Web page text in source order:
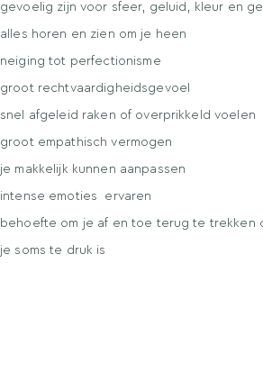
gevoelig zijn voor sfeer, geluid, kleur en
alles horen en zien om je heen
neiging tot perfectionisme
groot rechtvaardigheidsgevoel
snel afgeleid raken of overprikkeld voelen
groot empathisch vermogen
je makkelijk kunnen aanpassen
intense emoties ervaren
behoefte om je af en toe terug te trekken
je soms te druk is